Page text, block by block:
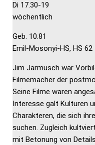
Di 17.30-19
wöchentlich
Geb. 10.81
Emil-Mosonyi-HS, HS 62
Jim Jarmusch war
Filmemacher der
Seine Filme waren
Interesse galt Kulturen
Charakteren, die sich
suchen. Zugleich
mit Betonung von